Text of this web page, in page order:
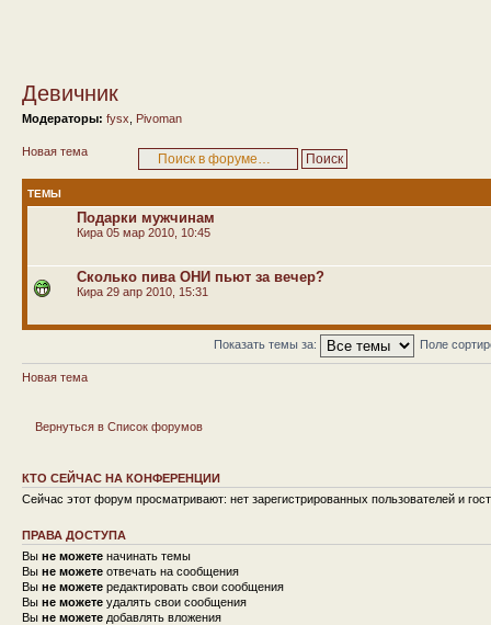
Девичник
Модераторы: fysx Pivoman
Новая тема
ТЕМЫ
Подарки мужчинам
Кира 05 мар 2010, 10:45
Сколько пива ОНИ пьют за вечер?
Кира 29 апр 2010, 15:31
Показать темы за: Поле
Новая тема
Вернуться в Список форумов
КТО СЕЙЧАС НА КОНФЕРЕНЦИИ
Сейчас этот форум просматривают: нет зарегистрированных пользователей и
ПРАВА ДОСТУПА
Вы не можете начинать темы
Вы не можете отвечать на сообщения
Вы не можете редактировать свои сообщения
Вы не можете удалять свои сообщения
Вы не можете добавлять вложения